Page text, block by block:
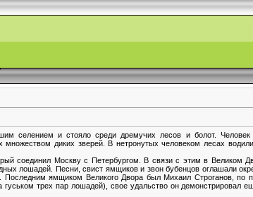
селением и стояло среди дремучих лесов и болот. Человек
диких зверей. В нетронутых человеком лесах
соединил Москву с Петербургом. В связи с этим в Великом
лошадей. Песни, свист ямщиков и звон бубенцов оглашали
ямщиком Великого Двора был Михаил Строганов, по
трех пар лошадей), свое удальство он демонстрировал